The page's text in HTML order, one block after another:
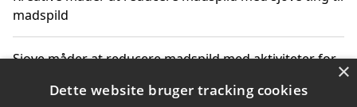
madspild
Sjove måder at reducere madspild med aktiviteter for×
Dette website bruger tracking cookies